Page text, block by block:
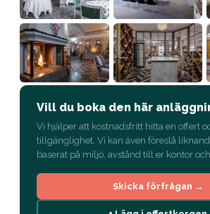
Vill du boka den här
Vi hjälper att kostnadsfritt hitta en offert
tillgänglighet. Vi kan även föreslå
baserat på miljö, avstånd till er kontor
Skicka förfrågan →